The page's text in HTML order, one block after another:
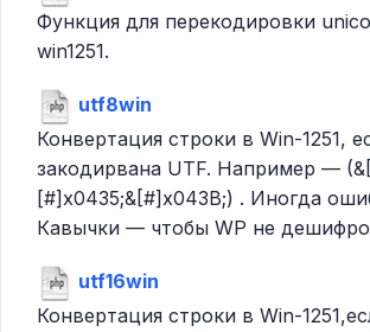
Функция для перекодировки
win1251.
utf8win
Конвертация строки в Win-1251,
закодирвана UTF. Например —
[#]x0435;&[#]x043B;) . Иногда
Кавычки — чтобы WP не
utf16win
Конвертация строки в Win-